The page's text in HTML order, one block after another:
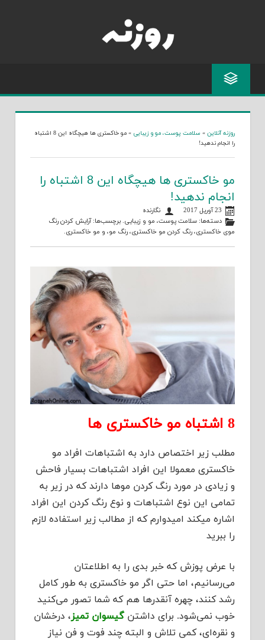
روزنه آنلاین » سلامت پوست، مو و زیبایی »
مو خاکستری ها هیچگاه این 8 اشتباه
را انجام ندهید!
مو خاکستری ها هیچگاه این 8 اشتباه را
انجام ندهید!
23 آوریل 2017
نگارنده
دسته‌ها:سلامت پوست، مو و زیبایی. برچسب‌ها:آرایش کردن رنگ
موی خاکستری، رنگ کردن مو خاکستری، رنگ مو، و مو خاکستری.
8 اشتباه مو خاکستری ها
مطلب زیر اختصاص دارد به اشتباهات افراد مو
خاکستری معمولا این افراد اشتباهات بسیار فاحش
و زیادی در مورد رنگ کردن موها دارند که در زیر به
تمامی این نوع اشتباهات و نوع رنگ کردن این افراد
اشاره میکند امیدوارم که از مطالب زیر استفاده لازم
را ببرید
با عرض پوزش که خبر بدی را به اطلاعتان
می‌رسانیم، اما حتی اگر مو خاکستری به طور کامل
رشد کنند، چهره آنقدرها هم که شما تصور می‌کنید
خوب نمی‌شود. برای داشتن گیسوان تمیز، درخشان
و نقره‌ای، کمی تلاش و البته چند فوت و فن نیاز